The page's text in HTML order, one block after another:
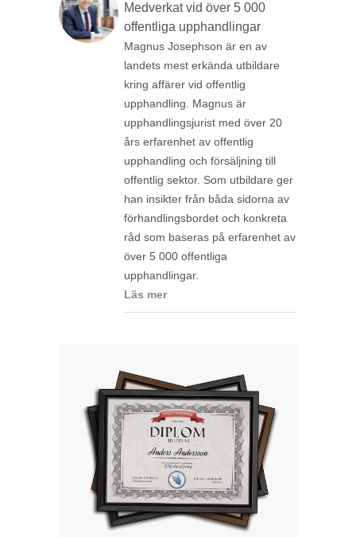
Medverkat vid över 5 000
offentliga upphandlingar
Magnus Josephson är en av
landets mest erkända utbildare
kring affärer vid offentlig
upphandling. Magnus är
upphandlingsjurist med över 20
års erfarenhet av offentlig
upphandling och försäljning till
offentlig sektor. Som utbildare ger
han insikter från båda sidorna av
förhandlingsbordet och konkreta
råd som baseras på erfarenhet av
över 5 000 offentliga
upphandlingar.
Läs mer